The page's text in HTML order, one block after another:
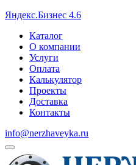
Яндекс.Бизнес 4.6
Каталог
О компании
Услуги
Оплата
Калькулятор
Проекты
Доставка
Контакты
info@nerzhaveyka.ru